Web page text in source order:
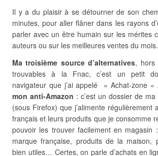
Il y a du plaisir à se détourner de son
minutes, pour aller flâner dans les rayons
parler avec un être humain sur les mérites
auteurs ou sur les meilleures ventes du mois.
Ma troisième source d’alternatives, hors
trouvables à la Fnac, c’est un petit
navigateur que j’ai appelé » Achat-zone
mon anti-Amazon : c’est un dossier de
(sous Firefox) que j’alimente régulièrement
français et leurs produits que je consomme
pouvoir les trouver facilement en magasin
marque française, produits de la maison,
bien utiles… Certes, on parle d’achats en